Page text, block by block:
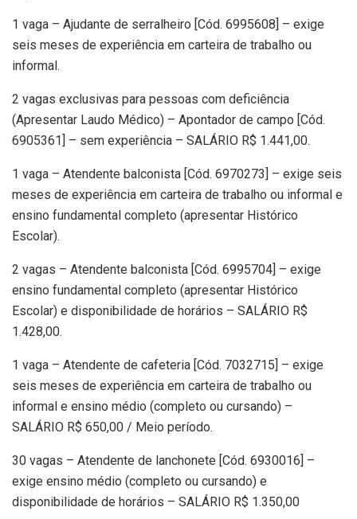
1 vaga – Ajudante de serralheiro [Cód. 6995608] – exige
seis meses de experiência em carteira de trabalho ou
informal.
2 vagas exclusivas para pessoas com deficiência
(Apresentar Laudo Médico) – Apontador de campo [Cód.
6905361] – sem experiência – SALÁRIO R$ 1.441,00.
1 vaga – Atendente balconista [Cód. 6970273] – exige seis
meses de experiência em carteira de trabalho ou informal e
ensino fundamental completo (apresentar Histórico
Escolar).
2 vagas – Atendente balconista [Cód. 6995704] – exige
ensino fundamental completo (apresentar Histórico
Escolar) e disponibilidade de horários – SALÁRIO R$
1.428,00.
1 vaga – Atendente de cafeteria [Cód. 7032715] – exige
seis meses de experiência em carteira de trabalho ou
informal e ensino médio (completo ou cursando) –
SALÁRIO R$ 650,00 / Meio período.
30 vagas – Atendente de lanchonete [Cód. 6930016] –
exige ensino médio (completo ou cursando) e
disponibilidade de horários – SALÁRIO R$ 1.350,00